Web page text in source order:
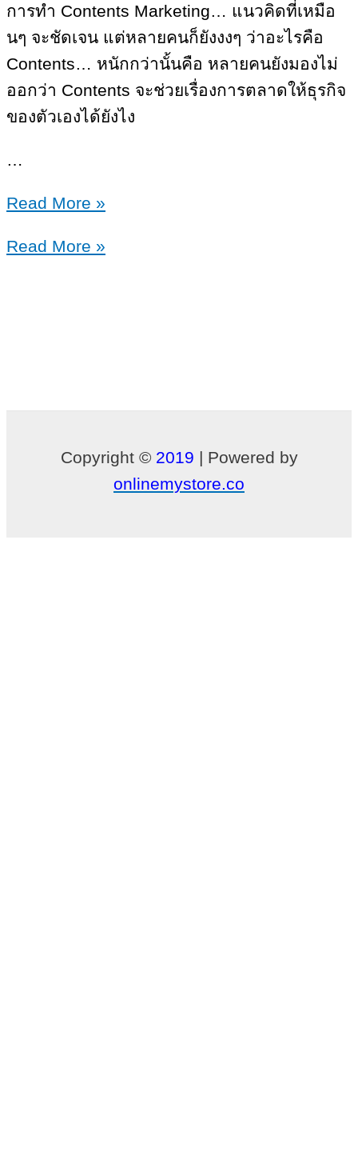
การทำ Contents Marketing… แนวคิดที่เหมือ
นๆ จะชัดเจน แต่หลายคนก็ยังงงๆ ว่าอะไรคือ
Contents… หนักกว่านั้นคือ หลายคนยังมองไม่
ออกว่า Contents จะช่วยเรื่องการตลาดให้ธุรกิจ
ของตัวเองได้ยังไง
Storytelling…
สไตล์
Read More »
Storytelling…
Read More »
Copyright © 2019 | Powered by
onlinemystore.co